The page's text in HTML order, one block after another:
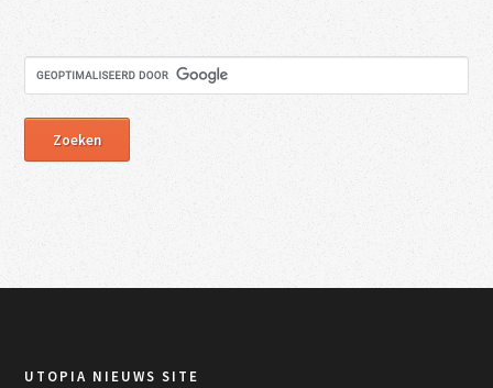
UTOPIA NIEUWS SITE